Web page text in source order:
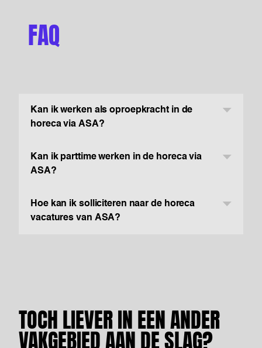
FAQ
Kan ik werken als oproepkracht in de
horeca via ASA?
Kan ik parttime werken in de horeca via
ASA?
Hoe kan ik solliciteren naar de horeca
vacatures van ASA?
TOCH LIEVER IN EEN ANDER
VAKGEBIED AAN DE SLAG?